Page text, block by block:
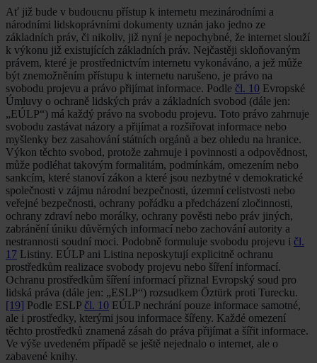
Ať již bude v budoucnu přístup k internetu mezinárodními a
národními lidskoprávními dokumenty uznán jako jedno ze
základních práv, či nikoliv, již nyní je nepochybné, že internet slouží
k výkonu již existujících základních práv. Nejčastěji skloňovaným
právem, které je prostřednictvím internetu vykonáváno, a jež může
být znemožněním přístupu k internetu narušeno, je právo na
svobodu projevu a právo přijímat informace. Podle čl. 10 Evropské
Úmluvy o ochraně lidských práv a základních svobod (dále jen:
„EÚLP“) má každý právo na svobodu projevu. Toto právo zahrnuje
svobodu zastávat názory a přijímat a rozšiřovat informace nebo
myšlenky bez zasahování státních orgánů a bez ohledu na hranice.
Výkon těchto svobod, protože zahrnuje i povinnosti a odpovědnost,
může podléhat takovým formalitám, podmínkám, omezením nebo
sankcím, které stanoví zákon a které jsou nezbytné v demokratické
společnosti v zájmu národní bezpečnosti, územní celistvosti nebo
veřejné bezpečnosti, ochrany pořádku a předcházení zločinnosti,
ochrany zdraví nebo morálky, ochrany pověsti nebo práv jiných,
zabránění úniku důvěrných informací nebo zachování autority a
nestrannosti soudní moci. Podobně formuluje svobodu projevu i čl.
17 Listiny. EÚLP ani Listina neposkytují explicitně ochranu
prostředkům realizace svobody projevu nebo šíření informací.
Ochranu prostředkům šíření informací přiznal Evropský soud pro
lidská práva (dále jen: „ESLP“) rozsudkem Öztürk proti Turecku.
[19] Podle ESLP čl. 10 EÚLP nechrání pouze informace samotné,
ale i prostředky, kterými jsou informace šířeny. Každé omezení
těchto prostředků znamená zásah do práva přijímat a šířit informace.
Ve výše uvedeném případě se ještě nejednalo o internet, ale o
zabavené knihy.